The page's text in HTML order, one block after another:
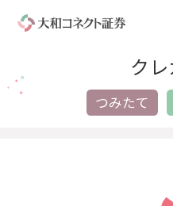
ク
つみたて